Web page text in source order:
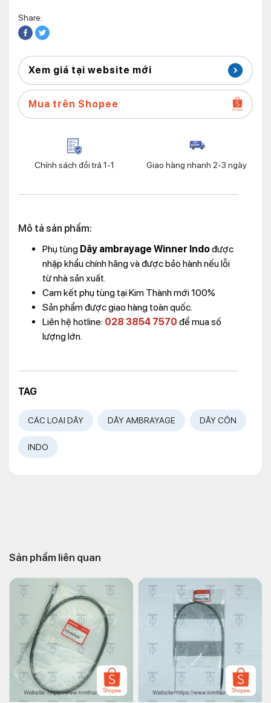
Share:
Xem giá tại website mới
Mua trên Shopee
Chính sách đổi trả 1-1 Giao hàng nhanh 2-3 ngày
Mô tả sản phẩm:
Phụ tùng Dây ambrayage Winner Indođược
nhập khẩu chính hãng và được bảo hành nếu lỗi
từ nhà sản xuất.
Cam kết phụ tùng tại Kim Thành mới 100%
Sản phẩm được giao hàng toàn quốc.
Liên hệ hotline: 028 3854 7570 để mua số
lượng lớn.
TAG
CÁC LOẠI DÂY DÂY AMBRAYAGE DÂY CÔN
INDO
Sản phẩm liên quan